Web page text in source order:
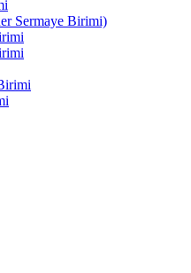
Sermaye Birimi)